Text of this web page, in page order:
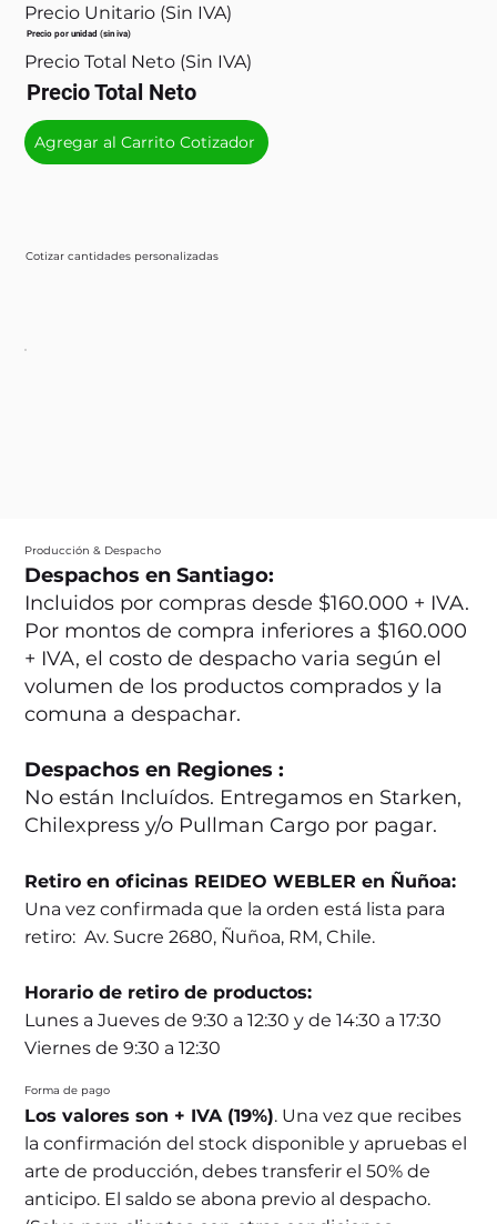
Cotizar cantidades personalizadas
Precio Unitario (Sin IVA)
Precio por unidad (sin iva)
Precio Total Neto (Sin IVA)
Precio Total Neto
Agregar al Carrito Cotizador
Producción & Despacho
Despachos en Santiago:
Incluidos por compras desde $160.000 + IVA.
Por montos de compra inferiores a $160.000
+ IVA, el costo de despacho varia según el
volumen de los productos comprados y la
comuna a despachar.
Despachos en Regiones :
No están Incluídos. Entregamos en Starken,
Chilexpress y/o Pullman Cargo por pagar.
Retiro en oficinas REIDEO WEBLER en Ñuñoa:
Una vez confirmada que la orden está lista para
retiro: Av. Sucre 2680, Ñuñoa, RM, Chile.
Horario de retiro de productos:
Lunes a Jueves de 9:30 a 12:30 y de 14:30 a 17:30
Viernes de 9:30 a 12:30
Forma de pago
Los valores son + IVA (19%). Una vez que recibes
la confirmación del stock disponible y apruebas el
arte de producción, debes transferir el 50% de
anticipo. El saldo se abona previo al despacho.